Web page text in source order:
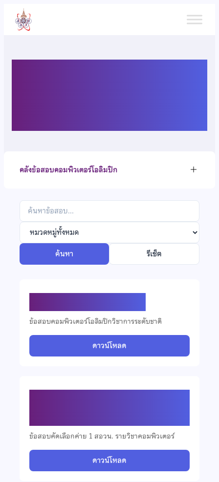
เนื้อหา
คลังข้อสอบคอมพิวเตอร์โอลิมปิก
ค้นหา รีเซ็ต
ข้อสอบคอมพิวเตอร์โอลิมปิกวิชาการระดับชาติ
ดาวน์โหลด
ข้อสอบคัดเลือกค่าย 1 สอวน. รายวิชาคอมพิวเตอร์
ดาวน์โหลด